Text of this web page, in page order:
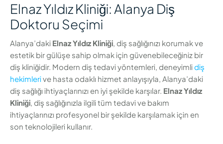
Elnaz Yıldız Kliniği: Alanya Diş
Doktoru Seçimi
Alanya’daki Elnaz Yıldız Kliniği, diş sağlığınızı korumak ve
estetik bir gülüşe sahip olmak için güvenebileceğiniz bir
diş kliniğidir. Modern diş tedavi yöntemleri, deneyimlidiş
hekimlerive hasta odaklı hizmet anlayışıyla, Alanya’daki
diş sağlığı ihtiyaçlarınızı en iyi şekilde karşılar. Elnaz Yıldız
Kliniği, diş sağlığınızla ilgili tüm tedavi ve bakım
ihtiyaçlarınızı profesyonel bir şekilde karşılamak için en
son teknolojileri kullanır.